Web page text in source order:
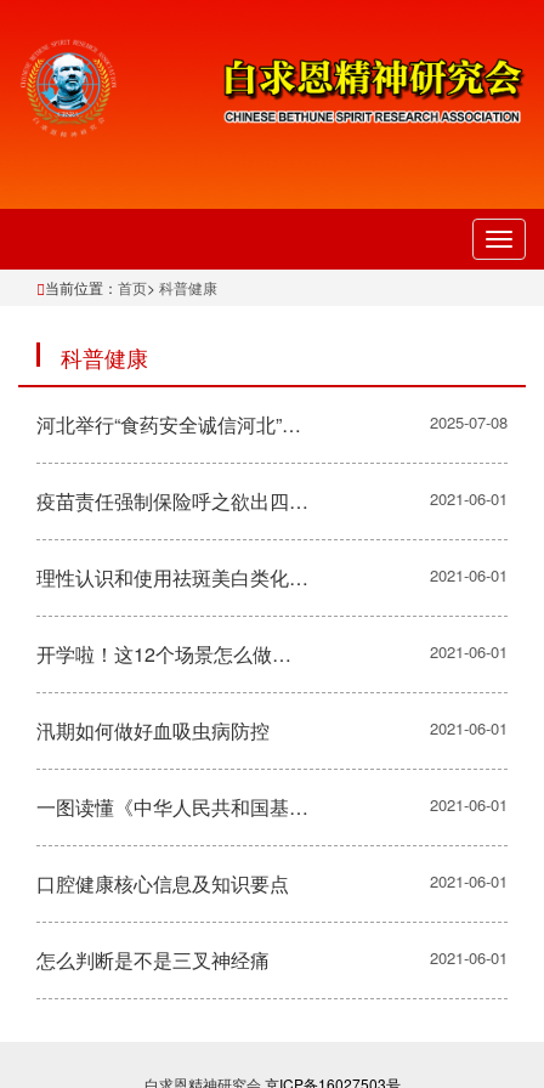
切
换
当前位置： 首页> 科普健康
科普健康
河北举行“食药安全诚信河北”三年行动计划实施情况 新闻发布会 2025-07-08
疫苗责任强制保险呼之欲出四类情形不赔 2021-06-01
理性认识和使用祛斑美白类化妆品 2021-06-01
开学啦！这12个场景怎么做好个人防护？一图看明白 2021-06-01
汛期如何做好血吸虫病防控 2021-06-01
一图读懂《中华人民共和国基本医疗卫生与健康促进法》 2021-06-01
口腔健康核心信息及知识要点 2021-06-01
怎么判断是不是三叉神经痛 2021-06-01
白求恩精神研究会京ICP备16027503号